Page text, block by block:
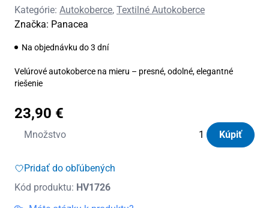
Kategórie: Autokoberce, Textilné Autokoberce
Značka: Panacea
Na objednávku do 3 dní
Velúrové autokoberce na mieru – presné, odolné, elegantné
riešenie
23,90 €
Množstvo
množstvo
textilné
Mercedes
Kúpiť
Pridať do obľúbených
Kód produktu: HV1726